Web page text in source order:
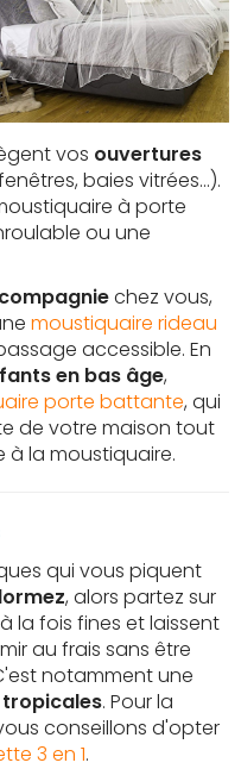
vos ouvertures
baies vitrées...).
à porte
ou une
chez vous,
moustiquaire rideau
accessible. En
en bas âge,
porte battante, qui
de votre maison tout
la moustiquaire.
qui vous piquent
, alors partez sur
à la fois fines et laissent
au frais sans être
notamment une
tropicales. Pour la
conseillons d'opter
3 en 1.